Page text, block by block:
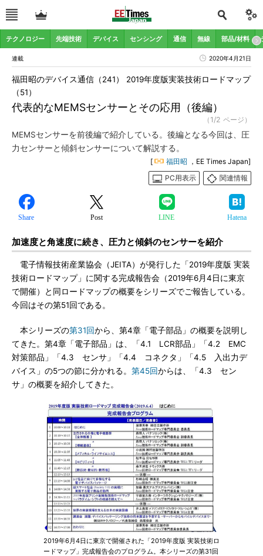
テクノロジー 先端技術 デバイス センシング 通信 無線 部品/材料
連載 2020年4月21日
代表的なMEMSセンサーとその応用（後編）
福田昭のデバイス通信（241） 2019年度版実装技術ロードマップ
（51）
（1/2 ページ）
MEMSセンサーを前後編で紹介している。後編となる今回は、圧
力センサーと傾斜センサーについて解説する。
[ 福田昭 ，EE Times Japan]
PC用表示
関連情報
Share Post LINE Hatena
加速度と角速度に続き、圧力と傾斜のセンサーを紹介
電子情報技術産業協会（JEITA）が発行した「2019年度版 実装
技術ロードマップ」に関する完成報告会（2019年6月4日に東京
で開催）と同ロードマップの概要をシリーズでご報告している。
今回はその第51回である。
本シリーズの第31回から、第4章「電子部品」の概要を説明し
てきた。第4章「電子部品」は、「4.1 LCR部品」「4.2 EMC
対策部品」「4.3 センサ」「4.4 コネクタ」「4.5 入出力デ
バイス」の5つの節に分かれる。 第45回からは、「4.3 セン
サ」の概要を紹介してきた。
2019年6月4日に東京で開催された「2019年度版 実装技術ロ
ードマップ」完成報告会のプログラム。本シリーズの第31回